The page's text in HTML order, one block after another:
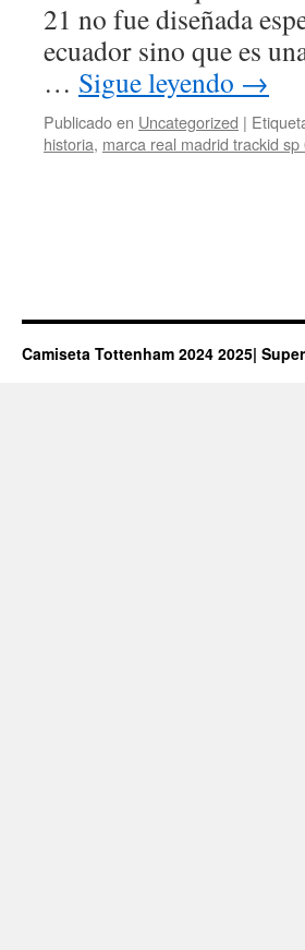
21 no fue diseñada
ecuador sino que es
… Sigue leyendo →
Publicado en Uncategorized |
historia, marca real madrid trackid sp
Camiseta Tottenham 2024 2025|